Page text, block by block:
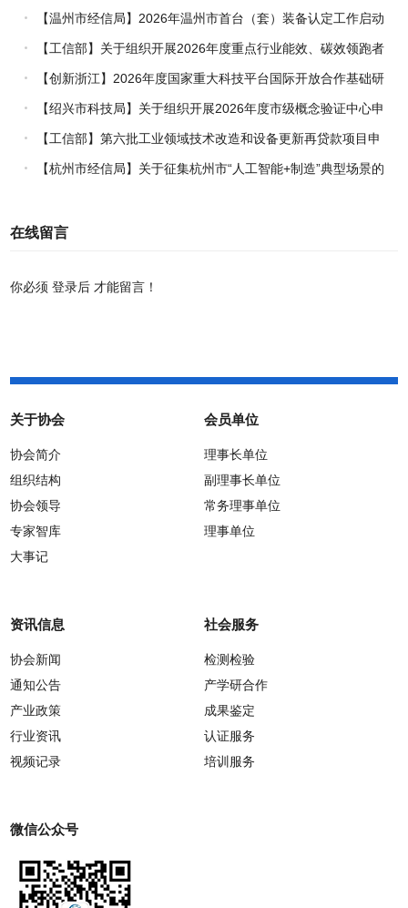
的通知【温州市经信局】2026年温州市首台（套）装备认定工作启动
【工信部】关于组织开展2026年度重点行业能效、碳效领跑者
企业推荐工作的通知
【创新浙江】2026年度国家重大科技平台国际开放合作基础研
究专项（试点）项目指南
【绍兴市科技局】关于组织开展2026年度市级概念验证中心申
报工作的通知
【工信部】第六批工业领域技术改造和设备更新再贷款项目申
报工作启动
【杭州市经信局】关于征集杭州市“人工智能+制造”典型场景的
在线留言
你必须登录后 才能留言！
关于协会
协会简介
组织结构
协会领导
专家智库
大事记
会员单位
理事长单位
副理事长单位
常务理事单位
理事单位
资讯信息
协会新闻
通知公告
产业政策
行业资讯
视频记录
社会服务
检测检验
产学研合作
成果鉴定
认证服务
培训服务
微信公众号